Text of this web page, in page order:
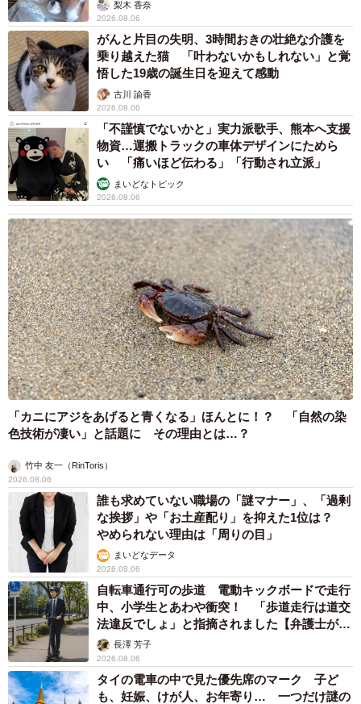
梨木 香奈
2026.08.06
がんと片目の失明、3時間おきの壮絶な介護を
乗り越えた猫 「叶わないかもしれない」と覚
悟した19歳の誕生日を迎えて感動
古川 諭香
2026.08.06
「不謹慎でないかと」実力派歌手、熊本へ支援
物資…運搬トラックの車体デザインにためら
い 「痛いほど伝わる」「行動され立派」
まいどなトピック
2026.08.06
「カニにアジをあげると青くなる」ほんとに！？ 「自然の染
色技術が凄い」と話題に その理由とは…？
竹中 友一（RinToris）
2026.08.06
誰も求めていない職場の「謎マナー」、「過剰
な挨拶」や「お土産配り」を抑えた1位は？
やめられない理由は「周りの目」
まいどなデータ
2026.08.06
自転車通行可の歩道 電動キックボードで走行
中、小学生とあわや衝突！ 「歩道走行は道交
法違反でしょ」と指摘されました【弁護士が解
説】長澤 芳子
2026.08.06
タイの電車の中で見た優先席のマーク 子ど
も、妊娠、けが人、お年寄り… 一つだけ謎の